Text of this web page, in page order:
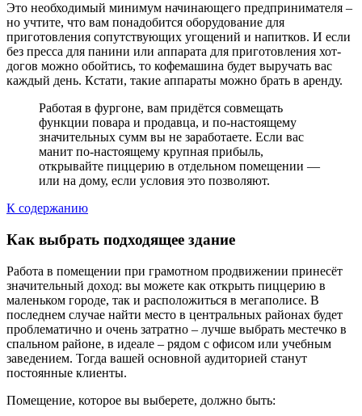
Это необходимый минимум начинающего предпринимателя –
но учтите, что вам понадобится оборудование для
приготовления сопутствующих угощений и напитков. И если
без пресса для панини или аппарата для приготовления хот-
догов можно обойтись, то кофемашина будет выручать вас
каждый день. Кстати, такие аппараты можно брать в аренду.
Работая в фургоне, вам придётся совмещать
функции повара и продавца, и по-настоящему
значительных сумм вы не заработаете. Если вас
манит по-настоящему крупная прибыль,
открывайте пиццерию в отдельном помещении —
или на дому, если условия это позволяют.
К содержанию
Как выбрать подходящее здание
Работа в помещении при грамотном продвижении принесёт
значительный доход: вы можете как открыть пиццерию в
маленьком городе, так и расположиться в мегаполисе. В
последнем случае найти место в центральных районах будет
проблематично и очень затратно – лучше выбрать местечко в
спальном районе, в идеале – рядом с офисом или учебным
заведением. Тогда вашей основной аудиторией станут
постоянные клиенты.
Помещение, которое вы выберете, должно быть: